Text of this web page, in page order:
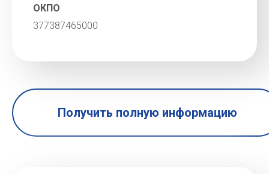
ОКПО
377387465000
Получить полную информацию